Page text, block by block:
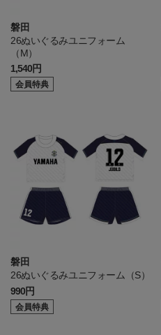
磐田
26ぬいぐるみユニフォーム
（M）
1,540円
会員特典
磐田
26ぬいぐるみユニフォーム（S）
990円
会員特典